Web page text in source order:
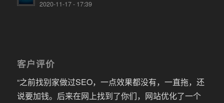
2020-11-17 - 17:39
客户评价
“之前找别家做过SEO，一点效果都没有，一直拖，还
说要加钱。后来在网上找到了你们，网站优化了一个